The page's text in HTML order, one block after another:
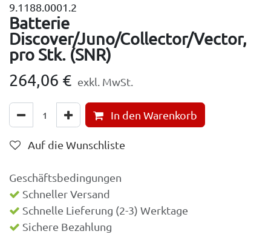
9.1188.0001.2
Batterie
Discover/Juno/Collector/Vector,
pro Stk. (SNR)
264,06 € exkl. MwSt.
In den Warenkorb
Auf die Wunschliste
Geschäftsbedingungen
Schneller Versand
Schnelle Lieferung (2-3) Werktage
Sichere Bezahlung